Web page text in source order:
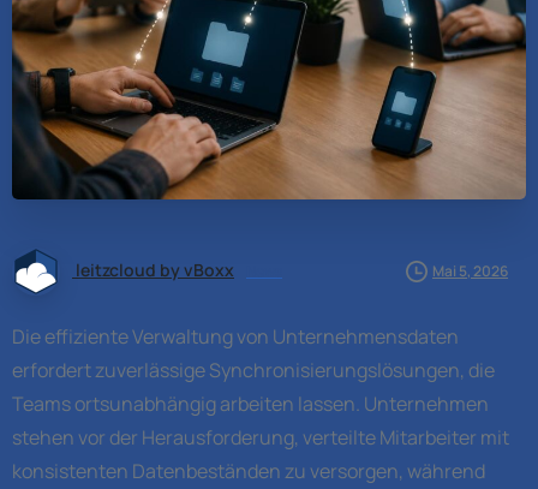
leitzcloud by vBoxx Mai 5, 2026
Die effiziente Verwaltung von Unternehmensdaten
erfordert zuverlässige Synchronisierungslösungen, die
Teams ortsunabhängig arbeiten lassen. Unternehmen
stehen vor der Herausforderung, verteilte Mitarbeiter mit
konsistenten Datenbeständen zu versorgen, während